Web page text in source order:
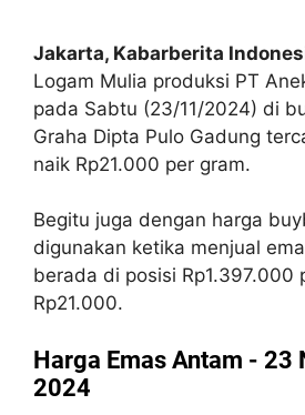
Jakarta, Kabarberita
Logam Mulia produksi PT
pada Sabtu (23/11/2024) di
Graha Dipta Pulo Gadung
naik Rp21.000 per gram.
Begitu juga dengan harga
digunakan ketika menjual
berada di posisi Rp1.397.000
Rp21.000.